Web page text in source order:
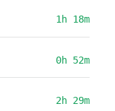
1h 18m
0h 52m
2h 29m